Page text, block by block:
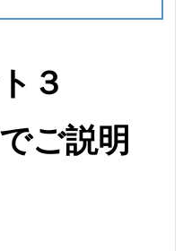
３
ご説明